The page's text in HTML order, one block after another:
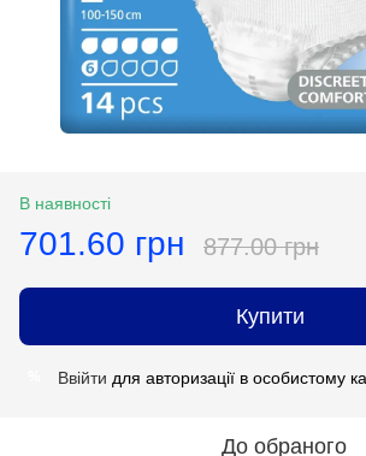
В наявності
701.60 грн 877.00 грн
Купити
Ввійти для авторизації в особистому
До обраного